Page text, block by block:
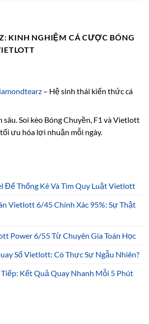
KINH NGHIỆM CÁ CƯỢC BÓNG
– Hệ sinh thái kiến thức cá
Soi kèo Bóng Chuyền, F1 và Vietlott
ưu hóa lợi nhuận mỗi ngày.
Để Thống Kê Và Tìm Quy Luật Vietlott
Vietlott 6/45 Chính Xác 95%: Sự Thật
Power 6/55 Từ Chuyên Gia Toán Học
Số Vietlott: Có Thực Sự Ngẫu Nhiên?
Kết Quả Quay Nhanh Mỗi 5 Phút